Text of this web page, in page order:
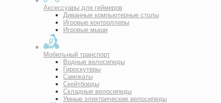
Аксессуары для геймеров
Диванные компьютерные столы
Игровые контроллеры
Игровые мыши
Мобильный транспорт
Водные велосипеды
Гироскутеры
Самокаты
Скейтборды
Складные велосипеды
Умные электрические велосипеды